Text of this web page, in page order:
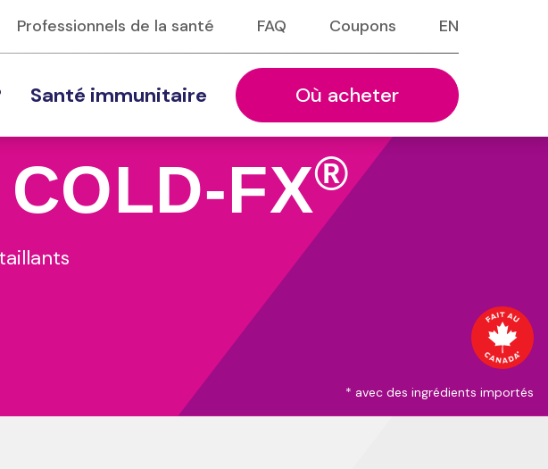
Santé immunitaire Où acheter
Professionnels de la santé FAQ Coupons EN
COLD‑FX®
* avec des ingrédients importés